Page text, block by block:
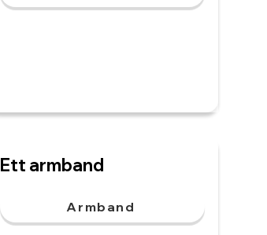
Ett armband
Armband